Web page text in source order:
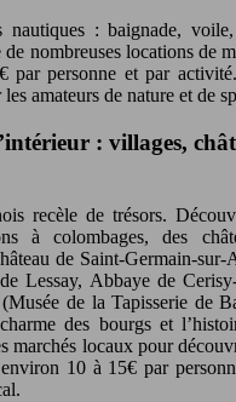
nautiques : baignade,
nombreuses locations de
par personne et par
amateurs de nature et de
: villages,
recèle de trésors.
à colombages, des
de Saint-Germain-sur-
Lessay, Abbaye de
(Musée de la Tapisserie de
des bourgs et
marchés locaux pour
10 à 15€ par